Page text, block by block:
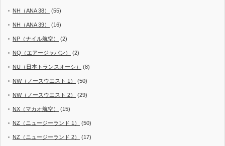
NH（ANA 38） (55)
NH（ANA 39） (16)
NP（ナイル航空） (2)
NQ（エアージャパン） (2)
NU（日本トランスオーシ） (8)
NW（ノースウエスト 1） (50)
NW（ノースウエスト 2） (29)
NX（マカオ航空） (15)
NZ（ニュージーランド 1） (50)
NZ（ニュージーランド 2） (17)